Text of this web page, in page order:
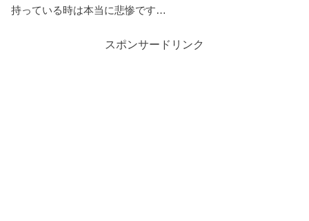
持っている時は本当に悲惨です…
スポンサードリンク